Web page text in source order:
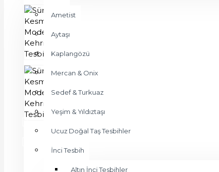
Ametist
Aytaşı
Kaplangözü
Mercan & Onix
Sedef & Turkuaz
Yeşim & Yıldıztaşı
Ucuz Doğal Taş Tesbihler
İnci Tesbih
Altın İnci Tesbihler